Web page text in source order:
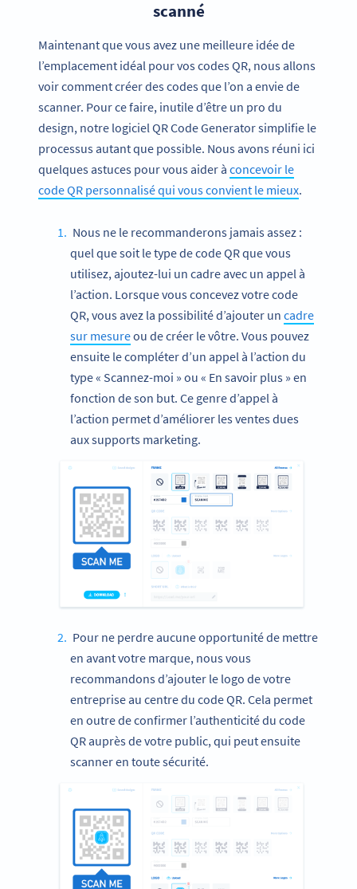
scanné
Maintenant que vous avez une meilleure idée de
l’emplacement idéal pour vos codes QR, nous allons
voir comment créer des codes que l’on a envie de
scanner. Pour ce faire, inutile d’être un pro du
design, notre logiciel QR Code Generator simplifie le
processus autant que possible. Nous avons réuni ici
quelques astuces pour vous aider à concevoir le
code QR personnalisé qui vous convient le mieux.
Nous ne le recommanderons jamais assez :
quel que soit le type de code QR que vous
utilisez, ajoutez-lui un cadre avec un appel à
l’action. Lorsque vous concevez votre code
QR, vous avez la possibilité d’ajouter un cadre
sur mesureou de créer le vôtre. Vous pouvez
ensuite le compléter d’un appel à l’action du
type « Scannez-moi » ou « En savoir plus » en
fonction de son but. Ce genre d’appel à
l’action permet d’améliorer les ventes dues
aux supports marketing.
Pour ne perdre aucune opportunité de mettre
en avant votre marque, nous vous
recommandons d’ajouter le logo de votre
entreprise au centre du code QR. Cela permet
en outre de confirmer l’authenticité du code
QR auprès de votre public, qui peut ensuite
scanner en toute sécurité.